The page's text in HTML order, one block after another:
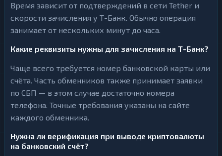
Время зависит от подтверждений в сети Tether и
скорости зачисления у Т-Банк. Обычно операция
занимает от нескольких минут до часа.
Какие реквизиты нужны для зачисления на Т-Банк?
Чаще всего требуется номер банковской карты или
счёта. Часть обменников также принимает заявки
по СБП — в этом случае достаточно номера
телефона. Точные требования указаны на сайте
каждого обменника.
Нужна ли верификация при выводе криптовалюты
на банковский счёт?